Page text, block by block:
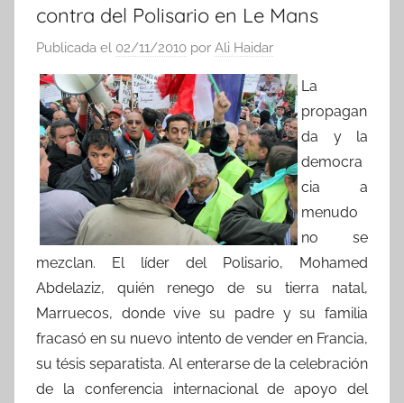
contra del Polisario en Le Mans
Publicada el 02/11/2010 por Ali Haidar
La
propagan
da y la
democra
cia a
menudo
no se
mezclan. El líder del Polisario, Mohamed
Abdelaziz, quién renego de su tierra natal,
Marruecos, donde vive su padre y su familia
fracasó en su nuevo intento de vender en Francia,
su tésis separatista. Al enterarse de la celebración
de la conferencia internacional de apoyo del